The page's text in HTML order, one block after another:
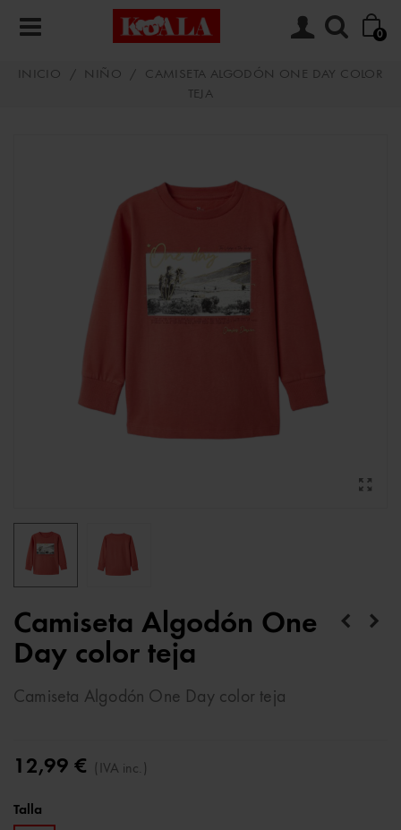
0
INICIO / NIÑO /
CAMISETA ALGODÓN ONE DAY COLOR
TEJA
Camiseta Algodón One
Day color teja
Camiseta Algodón One Day color teja
12,99 € (IVA inc.)
Talla